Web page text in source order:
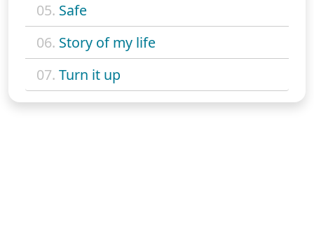
05. Safe
06. Story of my life
07. Turn it up